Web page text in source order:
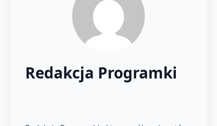
Redakcja Programki